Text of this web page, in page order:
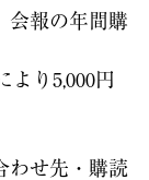
会報の年間購
より5,000円
わせ先・購読